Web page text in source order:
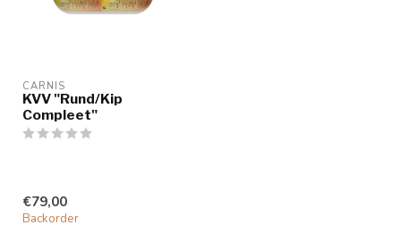
CARNIS
KVV "Rund/Kip
Compleet"
€79,00
Backorder